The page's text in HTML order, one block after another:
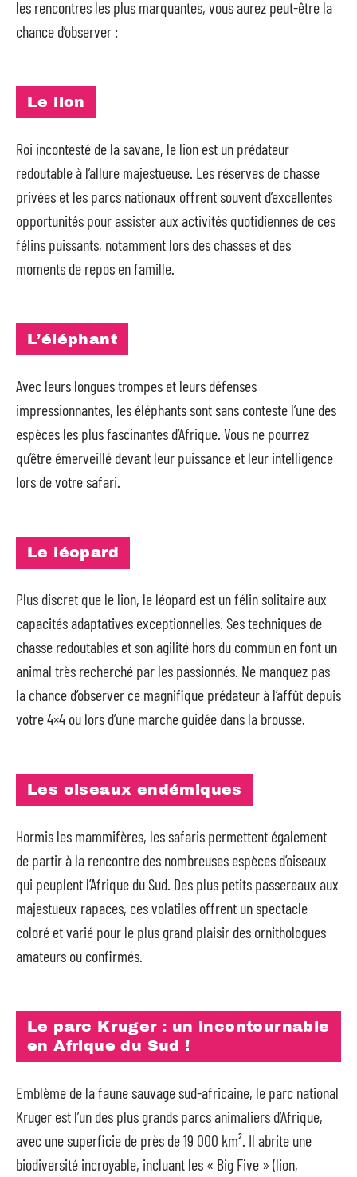
les rencontres les plus marquantes, vous aurez peut-être la
chance d’observer :
Le lion
Roi incontesté de la savane, le lion est un prédateur
redoutable à l’allure majestueuse. Les réserves de chasse
privées et les parcs nationaux offrent souvent d’excellentes
opportunités pour assister aux activités quotidiennes de ces
félins puissants, notamment lors des chasses et des
moments de repos en famille.
L’éléphant
Avec leurs longues trompes et leurs défenses
impressionnantes, les éléphants sont sans conteste l’une des
espèces les plus fascinantes d’Afrique. Vous ne pourrez
qu’être émerveillé devant leur puissance et leur intelligence
lors de votre safari.
Le léopard
Plus discret que le lion, le léopard est un félin solitaire aux
capacités adaptatives exceptionnelles. Ses techniques de
chasse redoutables et son agilité hors du commun en font un
animal très recherché par les passionnés. Ne manquez pas
la chance d’observer ce magnifique prédateur à l’affût depuis
votre 4×4 ou lors d’une marche guidée dans la brousse.
Les oiseaux endémiques
Hormis les mammifères, les safaris permettent également
de partir à la rencontre des nombreuses espèces d’oiseaux
qui peuplent l’Afrique du Sud. Des plus petits passereaux aux
majestueux rapaces, ces volatiles offrent un spectacle
coloré et varié pour le plus grand plaisir des ornithologues
amateurs ou confirmés.
Le parc Kruger : un incontournable
en Afrique du Sud !
Emblème de la faune sauvage sud-africaine, le parc national
Kruger est l’un des plus grands parcs animaliers d’Afrique,
avec une superficie de près de 19 000 km². Il abrite une
biodiversité incroyable, incluant les « Big Five » (lion,